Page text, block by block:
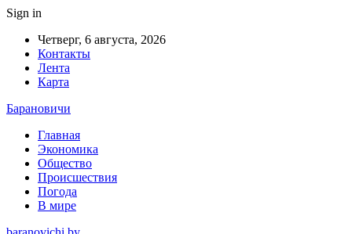
Sign in
Четверг, 6 августа, 2026
Контакты
Лента
Карта
Барановичи
Главная
Экономика
Общество
Происшествия
Погода
В мире